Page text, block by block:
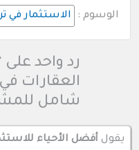
الوسوم : الاستثمار في
رد واحد
العقارات
شامل
يقول أفضل الأحياء